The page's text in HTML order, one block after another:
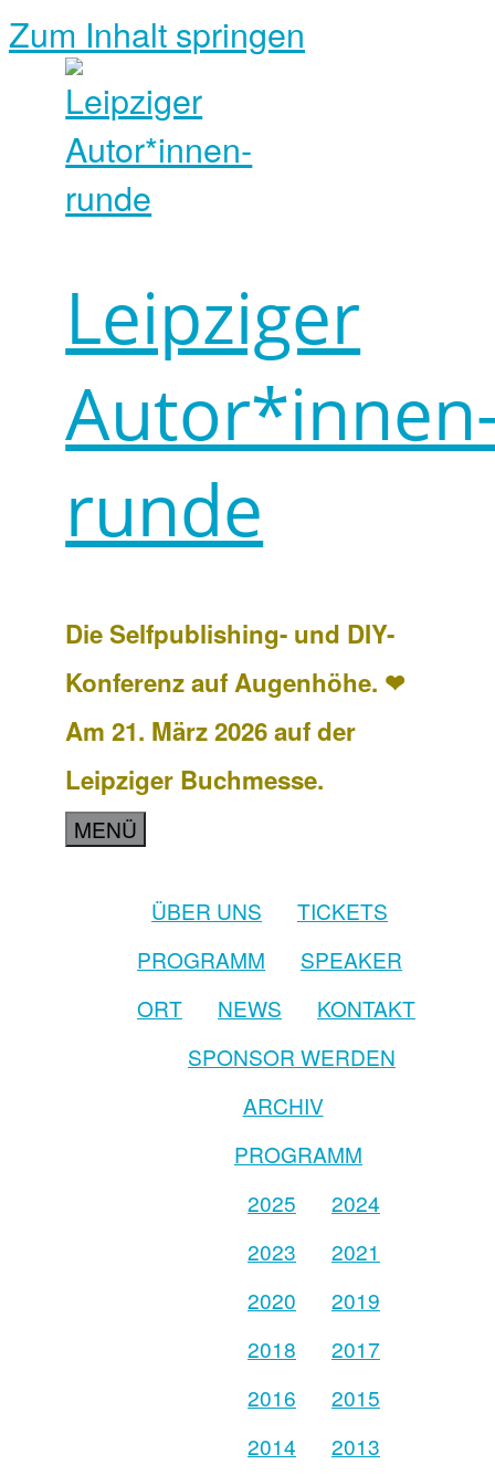
Zum Inhalt springen
Leipziger
runde
Die Selfpublishing- und DIY-
Konferenz auf Augenhöhe. ❤
Am 21. März 2026 auf der
Leipziger Buchmesse.
MENÜ
ÜBER UNS
TICKETS
PROGRAMM
SPEAKER
ORT
NEWS
KONTAKT
SPONSOR WERDEN
ARCHIV
PROGRAMM
2025
2024
2023
2021
2020
2019
2018
2017
2016
2015
2014
2013